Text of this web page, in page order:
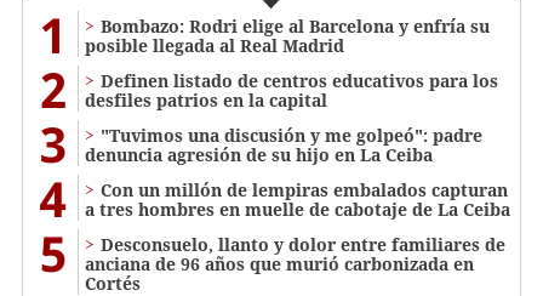
1
Bombazo: Rodri elige al Barcelona y enfría su
posible llegada al Real Madrid
2
Definen listado de centros educativos para los
desfiles patrios en la capital
3
"Tuvimos una discusión y me golpeó": padre
denuncia agresión de su hijo en La Ceiba
4
Con un millón de lempiras embalados capturan
a tres hombres en muelle de cabotaje de La Ceiba
5
​​​​Desconsuelo, llanto y dolor entre familiares de
anciana de 96 años que murió carbonizada en
Cortés